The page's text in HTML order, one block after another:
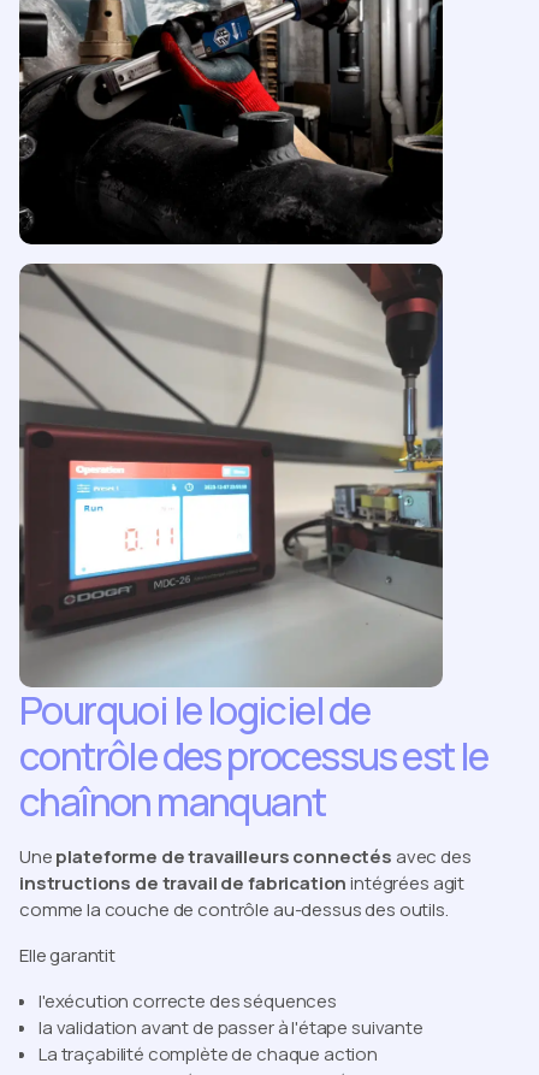
Pourquoi le logiciel de
contrôle des processus est le
chaînon manquant
Uneplateforme de travailleurs connectés avec des
instructions de travail de fabricationintégrées agit
comme la couche de contrôle au-dessus des outils.
Elle garantit
l'exécution correcte des séquences
la validation avant de passer à l'étape suivante
La traçabilité complète de chaque action